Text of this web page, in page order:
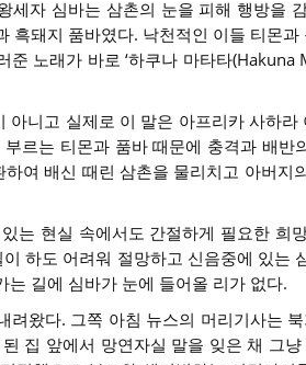
세자 심바는 삼촌의 눈을 피해 행방을
흑돼지 품바였다. 낙천적인 이들 티몬
노래가 바로 ‘하쿠나 마타타(Hakuna
아니고 실제로 이 말은 아프리카 사하
르는 티몬과 품바 때문에 충격과 배
여 배신 때린 삼촌을 물리치고 아버지
는 현실 속에서도 간절하게 필요한 희
하도 어려워 절망하고 신음중에 있는
길에 심바가 눈에 들어올 리가 없다.
려왔다. 그쪽 아침 뉴스의 머리기사는
집 앞에서 망연자실 말을 잊은 채 그